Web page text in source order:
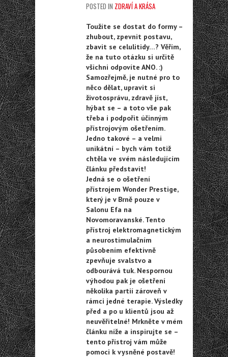
POSTED IN ZDRAVÍ A KRÁSA
Toužíte se dostat do formy –
zhubout, zpevnit postavu,
zbavit se celulitidy…? Věřím,
že na tuto otázku si určitě
všichni odpovíte ANO. :)
Samozřejmě, je nutné pro to
něco dělat, upravit si
životosprávu, zdravě jíst,
hýbat se – a toto vše pak
třeba i podpořit účinným
přístrojovým ošetřením.
Jedno takové – a velmi
unikátní – bych vám totiž
chtěla ve svém následujícím
článku představit!
Jedná se o ošetření
přístrojem Wonder Prestige,
který je v Brně pouze v
Salonu Efa na
Novomoravanské. Tento
přístroj elektromagnetickým
a neurostimulačním
působením efektivně
zpevňuje svalstvo a
odbourává tuk. Nespornou
výhodou pak je ošetření
několika partií zároveň v
rámci jedné terapie. Výsledky
před a po u klientů jsou až
neuvěřitelné! Mrkněte v mém
článku níže a inspirujte se –
tento přístroj vám může
pomoci k vysněné postavě!